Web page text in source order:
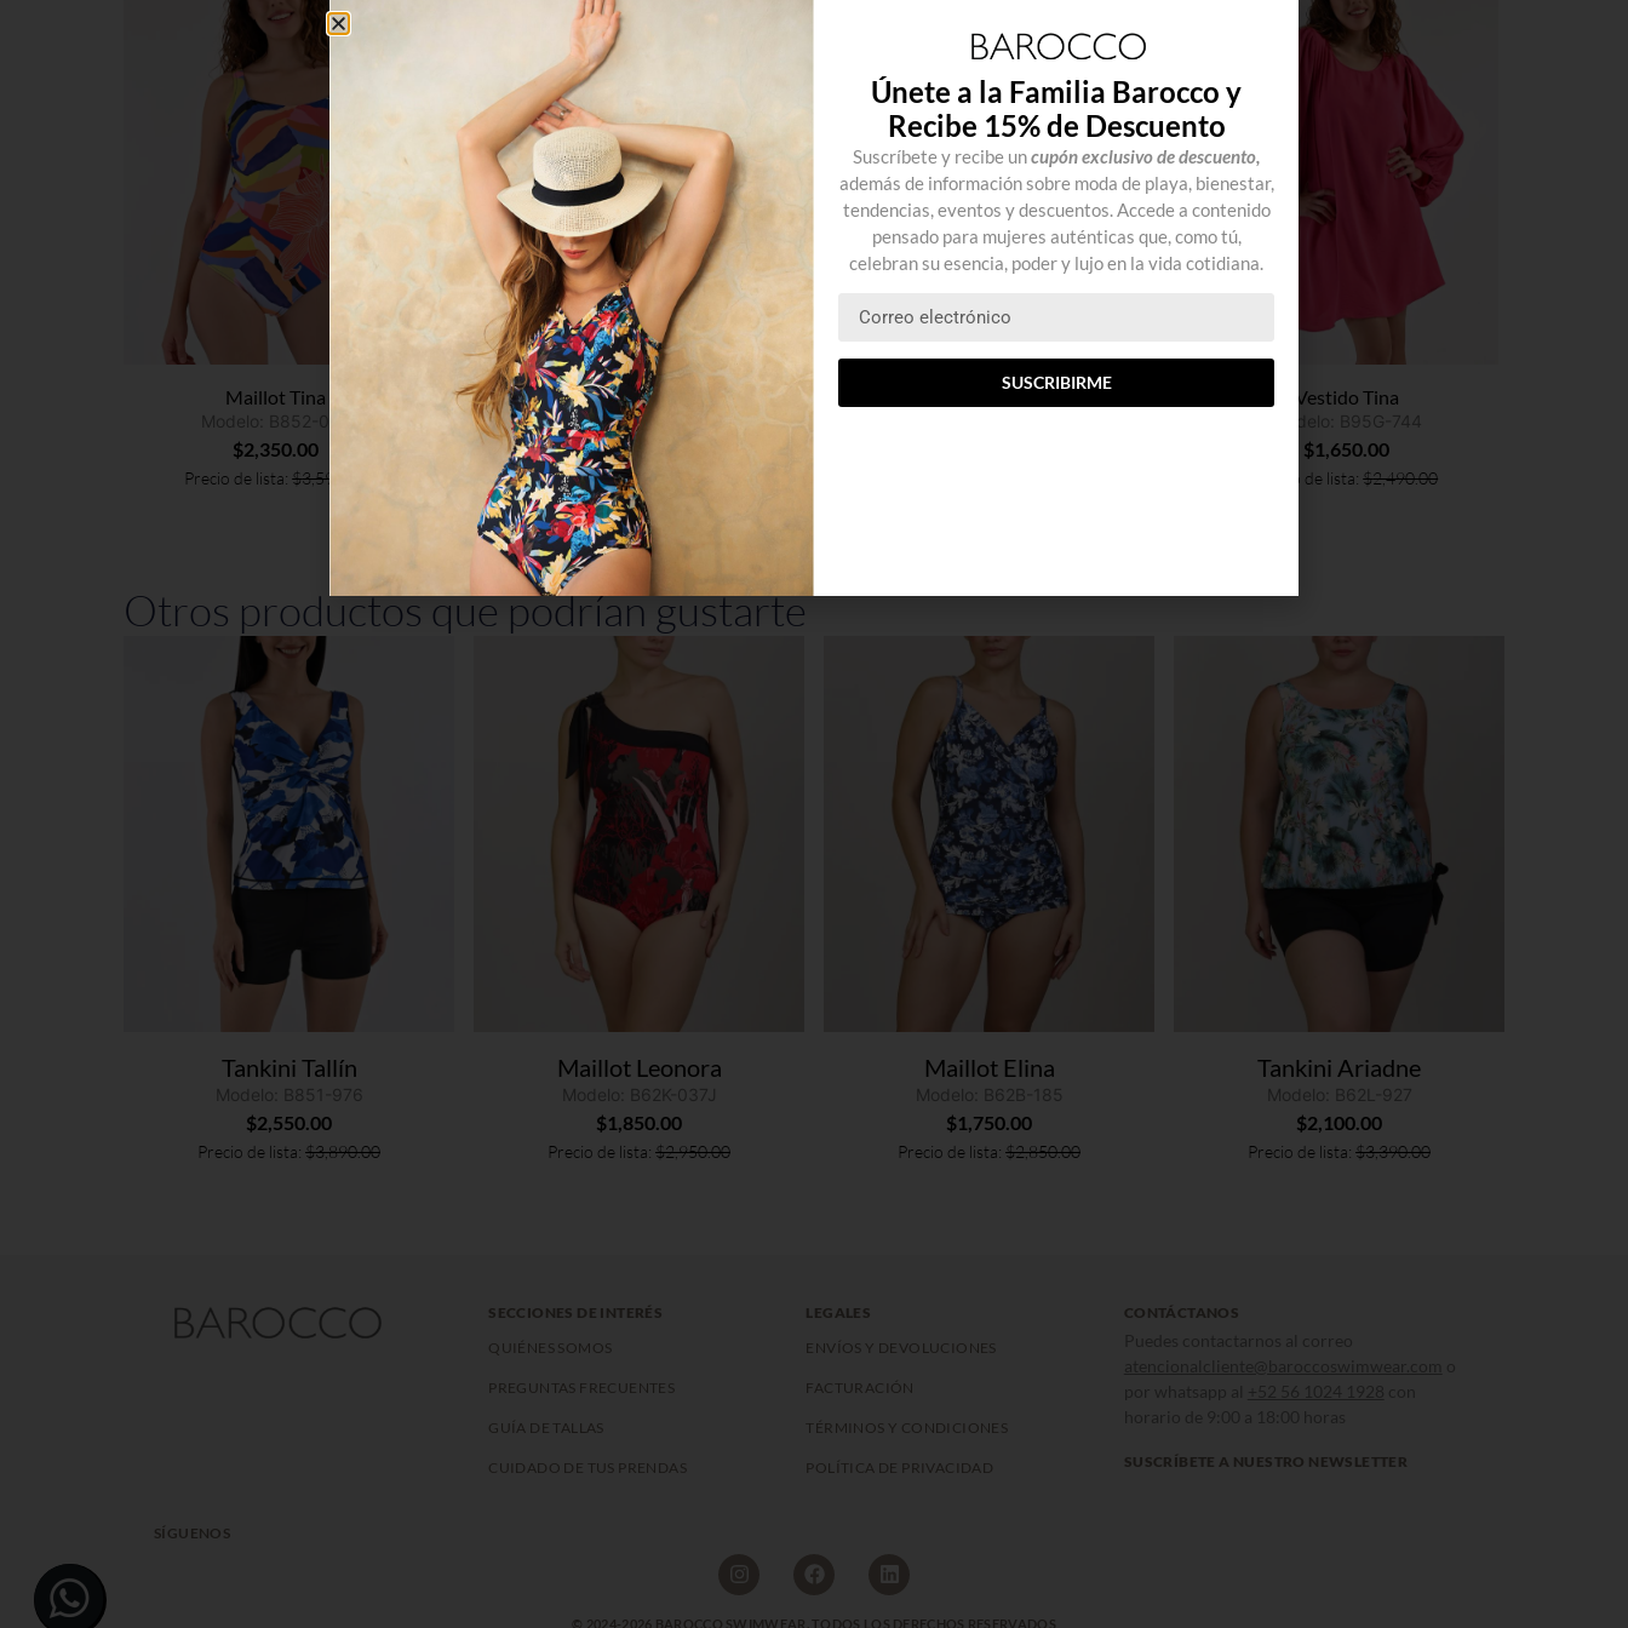
Maillot Tina
Modelo: B852-058
$2,350.00
Precio de lista:$3,590.00
Bikini Tina
Modelo: B852-352
$2,350.00
Precio de lista:
Vestido Tina Vestido Tina
Modelo: B95G-744
$1,650.00
Precio de lista:$2,490.00
Otros productos que podrían gustarte
Tankini Tallín
Modelo: B851-976
$2,550.00
Precio de lista: $3,890.00
Maillot Leonora
Modelo: B62K-037J
$1,850.00
Precio de lista: $2,950.00
Maillot Elina
Modelo: B62B-185
$1,750.00
Precio de lista: $2,850.00
Tankini Ariadne
Modelo: B62L-927
$2,100.00
Precio de lista: $3,390.00
SECCIONES DE INTERÉS
QUIÉNES SOMOS
PREGUNTAS FRECUENTES
GUÍA DE TALLAS
CUIDADO DE TUS PRENDAS
LEGALES
ENVÍOS Y DEVOLUCIONES
FACTURACIÓN
TÉRMINOS Y CONDICIONES
POLÍTICA DE PRIVACIDAD
CONTÁCTANOS
SUSCRÍBETE A NUESTRO NEWSLETTER
SÍGUENOS
© 2024-2026 BAROCCO SWIMWEAR. TODOS LOS DERECHOS RESERVADOS
Únete a la Familia Barocco y
Recibe 15% de Descuento
Suscríbete y recibe uncupón exclusivo de descuento,
además de información sobre moda de playa, bienestar,
tendencias, eventos y descuentos. Accede a contenido
pensado para mujeres auténticas que, como tú,
celebran su esencia, poder y lujo en la vida cotidiana.
SUSCRIBIRME